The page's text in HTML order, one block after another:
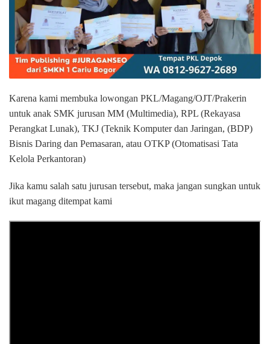
Karena kami membuka lowongan PKL/Magang/OJT/Prakerin
untuk anak SMK jurusan MM (Multimedia), RPL (Rekayasa
Perangkat Lunak), TKJ (Teknik Komputer dan Jaringan, (BDP)
Bisnis Daring dan Pemasaran, atau OTKP (Otomatisasi Tata
Kelola Perkantoran)
Jika kamu salah satu jurusan tersebut, maka jangan sungkan untuk
ikut magang ditempat kami